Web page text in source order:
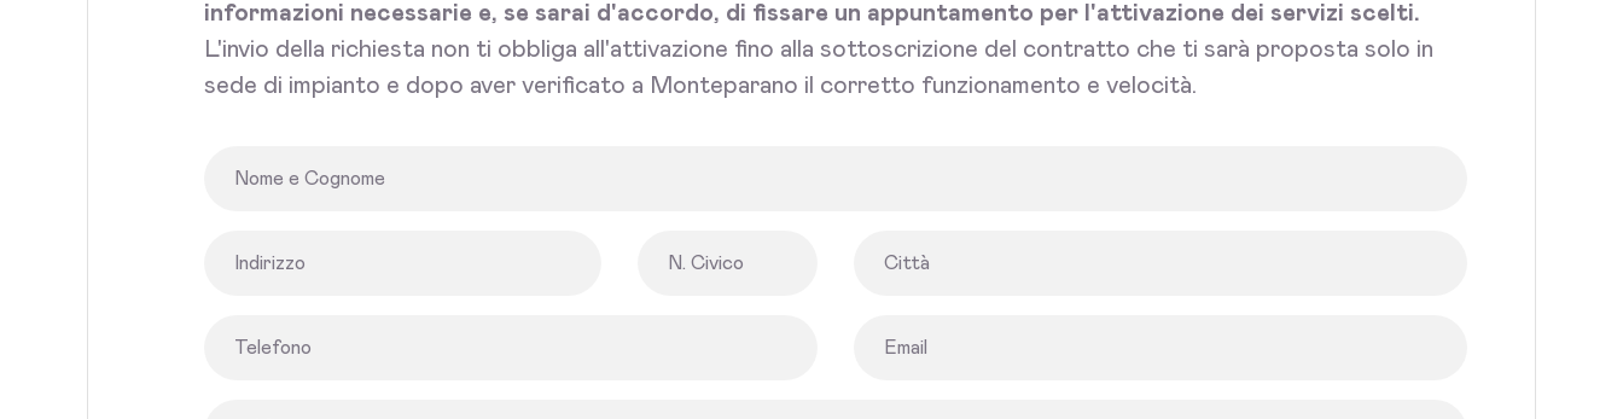
informazioni necessarie e, se sarai d'accordo, di fissare un appuntamento per l'attivazione dei servizi scelti.
L'invio della richiesta non ti obbliga all'attivazione fino alla sottoscrizione del contratto che ti sarà proposta solo in
sede di impianto e dopo aver verificato a Monteparano il corretto funzionamento e velocità.